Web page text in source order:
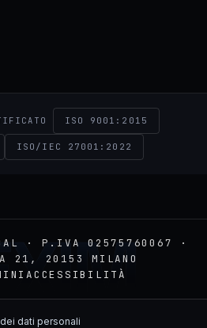
ISO 9001:2015
ISO/IEC 27001:2022
· P.IVA 02575760067 ·
21, 20153 MILANO
ACCESSIBILITÀ
dati personali